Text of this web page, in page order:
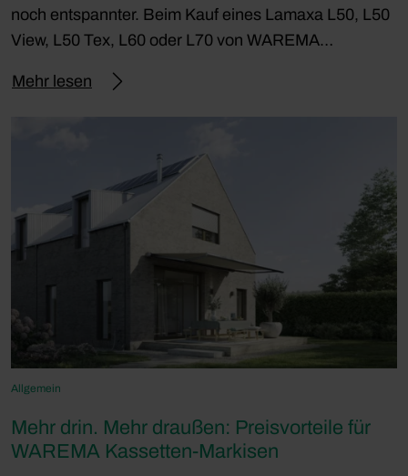
noch entspannter. Beim Kauf eines Lamaxa L50, L50
View, L50 Tex, L60 oder L70 von WAREMA…
Mehr lesen
Allgemein
Mehr drin. Mehr draußen: Preisvorteile für
WAREMA Kassetten-Markisen